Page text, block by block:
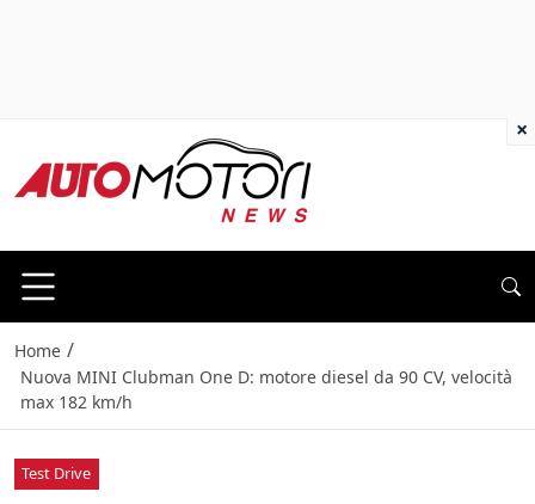
Home /
Nuova MINI Clubman One D: motore diesel da 90 CV, velocità
max 182 km/h
Test Drive
×